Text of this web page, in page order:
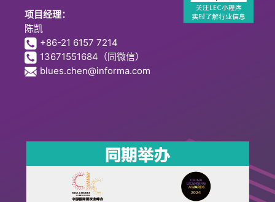
项目经理：
陈凯
+86-21 6157 7214
13671551684 （同微信）
blues.chen@informa.com